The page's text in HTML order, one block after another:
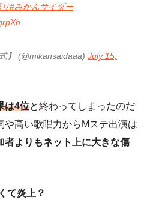
#みかんサイダー
】 (@mikansaidaaa)July 15,
は4位と終わってしまったのだ
や高い歌唱力からMステ出演は
者よりもネット上に大きな傷
て炎上？